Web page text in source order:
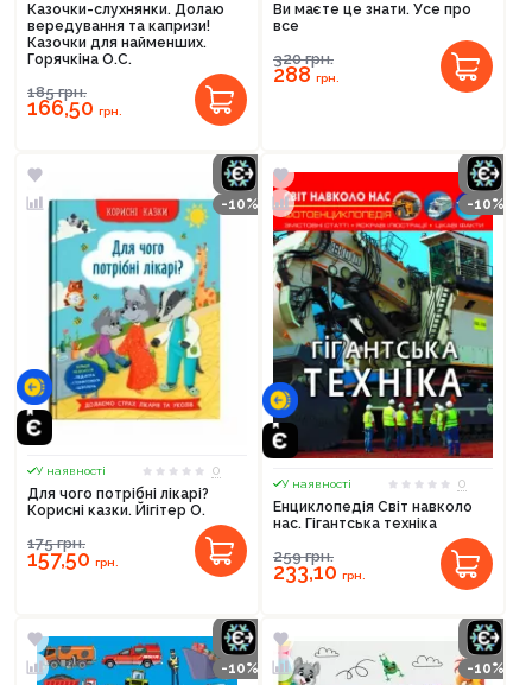
Казочки-слухнянки. Долаю
вередування та капризи!
Казочки для найменших.
Горячкіна О.С.
185грн.
166,50 грн.
Ви маєте це знати. Усе про
все
320грн.
288грн.
-10%
У наявності
0
Для чого потрібні лікарі?
Корисні казки. Йігітер О.
175грн.
157,50 грн.
-10%
У наявності
0
Енциклопедія Світ навколо
нас. Гігантська техніка
259грн.
233,10 грн.
-10% -10%